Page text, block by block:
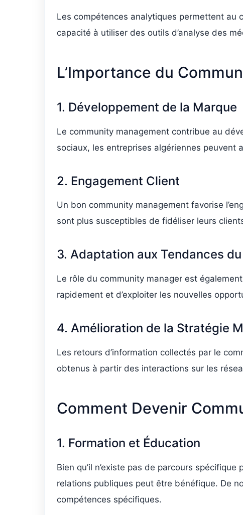
Les compétences analytiques permettent au
capacité à utiliser des outils d’analyse des
L’Importance du
1. Développement de la Marque
Le community management contribue au
sociaux, les entreprises algériennes peuvent
2. Engagement Client
Un bon community management favorise
sont plus susceptibles de fidéliser leurs
3. Adaptation aux Tendances
Le rôle du community manager est
rapidement et d’exploiter les nouvelles
4. Amélioration de la Stratégie
Les retours d’information collectés par le
obtenus à partir des interactions sur les
Comment Devenir
1. Formation et Éducation
Bien qu’il n’existe pas de parcours
relations publiques peut être bénéfique. De
compétences spécifiques.